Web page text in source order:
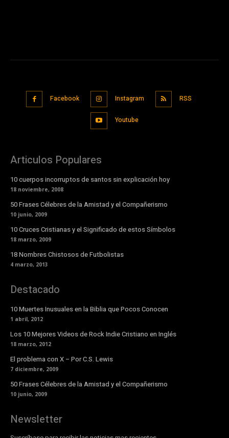
Facebook Instagram RSS
Youtube
Articulos Populares
10 cuerpos incorruptos de santos sin explicación hoy
18 noviembre, 2008
50 Frases Célebres de la Amistad y el Compañerismo
10 junio, 2009
10 Cruces Cristianas y el Significado de estos Símbolos
18 marzo, 2009
18 Nombres Chistosos de Futbolistas
4 marzo, 2013
Destacado
10 Muertes Inusuales en la Biblia que Pocos Conocen
1 abril, 2012
Los 10 Mejores Videos de Rock Indie Cristiano en Inglés
18 marzo, 2012
El problema con X – Por C.S. Lewis
7 diciembre, 2009
50 Frases Célebres de la Amistad y el Compañerismo
10 junio, 2009
Newsletter